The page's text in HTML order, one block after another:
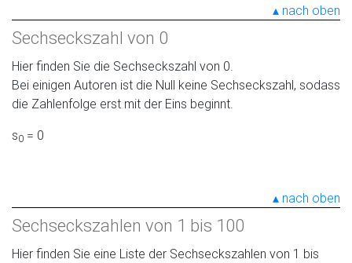
nach oben
Sechseckszahl von 0
Hier finden Sie die Sechseckszahl von 0.
Bei einigen Autoren ist die Null keine Sechseckszahl, sodass
die Zahlenfolge erst mit der Eins beginnt.
s0 = 0
nach oben
Sechseckszahlen von 1 bis 100
Hier finden Sie eine Liste der Sechseckszahlen von 1 bis